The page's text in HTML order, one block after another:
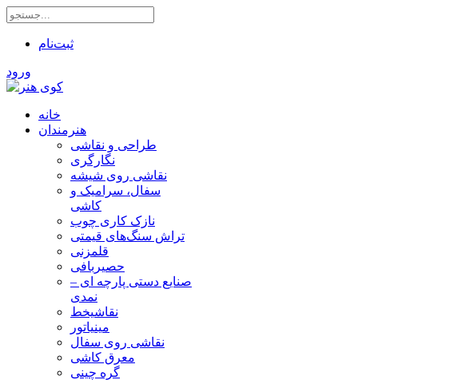
ثبت‌نام
ورود
خانه
هنرمندان
طراحی و نقاشی
نگارگری
نقاشی روی شیشه
سفال، سرامیک و
کاشی
نازک کاری چوب
تراش سنگ‌های قیمتی
قلمزنی
حصیربافی
صنایع دستی پارچه ای –
نمدی
نقاشیخط
مینیاتور
نقاشی روی سفال
معرق کاشی
گره چینی